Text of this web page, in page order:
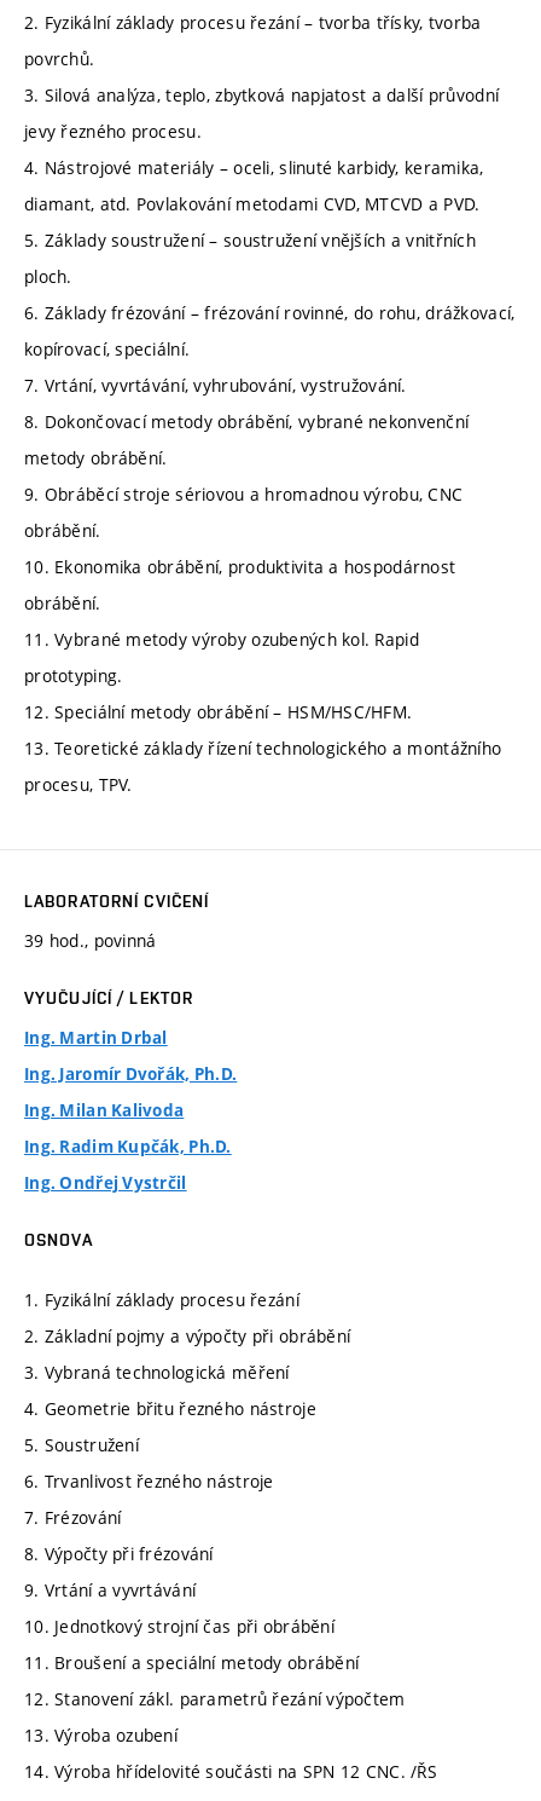
2. Fyzikální základy procesu řezání – tvorba třísky, tvorba
povrchů.
3. Silová analýza, teplo, zbytková napjatost a další průvodní
jevy řezného procesu.
4. Nástrojové materiály – oceli, slinuté karbidy, keramika,
diamant, atd. Povlakování metodami CVD, MTCVD a PVD.
5. Základy soustružení – soustružení vnějších a vnitřních
ploch.
6. Základy frézování – frézování rovinné, do rohu, drážkovací,
kopírovací, speciální.
7. Vrtání, vyvrtávání, vyhrubování, vystružování.
8. Dokončovací metody obrábění, vybrané nekonvenční
metody obrábění.
9. Obráběcí stroje sériovou a hromadnou výrobu, CNC
obrábění.
10. Ekonomika obrábění, produktivita a hospodárnost
obrábění.
11. Vybrané metody výroby ozubených kol. Rapid
prototyping.
12. Speciální metody obrábění – HSM/HSC/HFM.
13. Teoretické základy řízení technologického a montážního
procesu, TPV.
LABORATORNÍ CVIČENÍ
39 hod., povinná
VYUČUJÍCÍ / LEKTOR
Ing. Martin Drbal
Ing. Jaromír Dvořák, Ph.D.
Ing. Milan Kalivoda
Ing. Radim Kupčák, Ph.D.
Ing. Ondřej Vystrčil
OSNOVA
1. Fyzikální základy procesu řezání
2. Základní pojmy a výpočty při obrábění
3. Vybraná technologická měření
4. Geometrie břitu řezného nástroje
5. Soustružení
6. Trvanlivost řezného nástroje
7. Frézování
8. Výpočty při frézování
9. Vrtání a vyvrtávání
10. Jednotkový strojní čas při obrábění
11. Broušení a speciální metody obrábění
12. Stanovení zákl. parametrů řezání výpočtem
13. Výroba ozubení
14. Výroba hřídelovité součásti na SPN 12 CNC. /ŘS